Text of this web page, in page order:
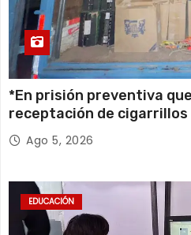
*En prisión preventiva
receptación de cigarrillos
millones*
Ago 5, 2026
EDUCACIÓN